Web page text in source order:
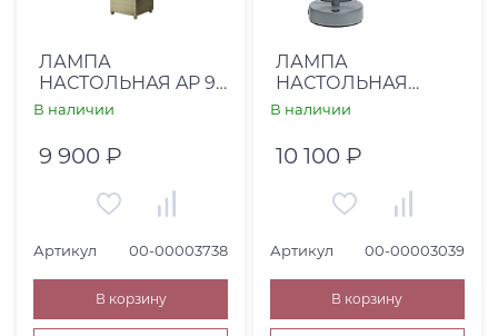
ЛАМПА
НАСТОЛЬНАЯ AP 91
(00-00003738)
В наличии
9 900 ₽
Артикул 00-00003738
В корзину
ЛАМПА
НАСТОЛЬНАЯ
SOUVENIR (00-
В наличии
10 100 ₽
Артикул 00-00003039
В корзину